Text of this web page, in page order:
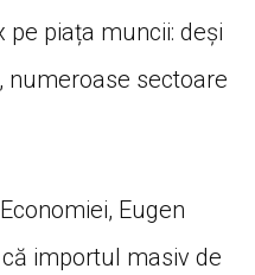
piața muncii: deși
numeroase sectoare
Eugen
importul masiv de